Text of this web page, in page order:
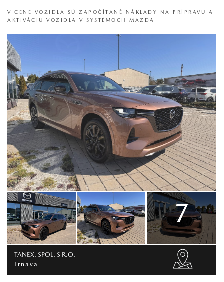
V CENE VOZIDLA SÚ ZAPOČÍTANÉ NÁKLADY NA PRÍPRAVU A
AKTIVÁCIU VOZIDLA V SYSTÉMOCH MAZDA
7
TANEX, SPOL. S R.O.
Trnava